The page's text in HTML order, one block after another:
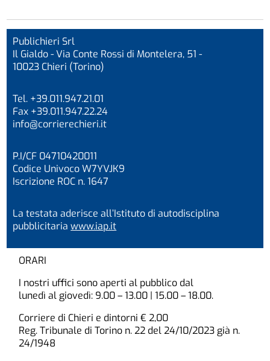
Publichieri Srl
Il Gialdo - Via Conte Rossi di Montelera, 51 -
10023 Chieri (Torino)
Tel. +39.011.947.21.01
Fax +39.011.947.22.24
info@corrierechieri.it
P.I/CF 04710420011
Codice Univoco W7YVJK9
Iscrizione ROC n. 1647
La testata aderisce all’Istituto di autodisciplina
pubblicitariawww.iap.it
ORARI
I nostri uffici sono aperti al pubblico dal
lunedì al giovedì: 9.00 – 13.00 | 15.00 – 18.00.
Corriere di Chieri e dintorni € 2,00
Reg. Tribunale di Torino n. 22 del 24/10/2023 già n.
24/1948